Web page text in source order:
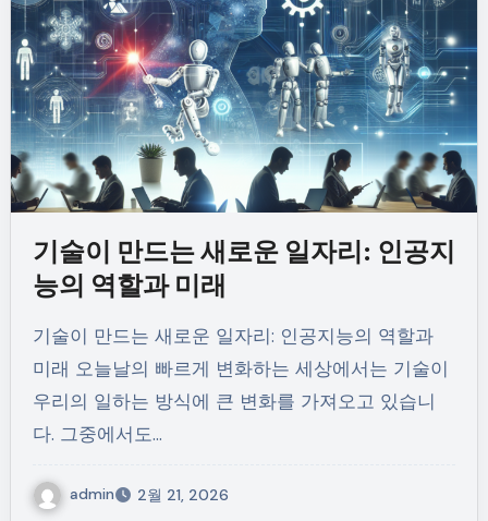
기술이 만드는 새로운 일자리: 인공지
능의 역할과 미래
기술이 만드는 새로운 일자리: 인공지능의 역할과
미래 오늘날의 빠르게 변화하는 세상에서는 기술이
우리의 일하는 방식에 큰 변화를 가져오고 있습니
다. 그중에서도…
admin 2월 21, 2026